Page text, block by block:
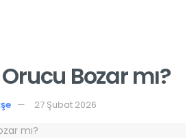
Bozar mı?
27 Şubat 2026